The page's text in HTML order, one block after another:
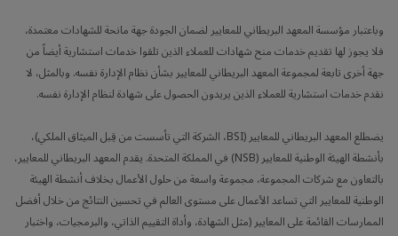
وباعتبار مؤسسة المعهد البريطاني للمعايير لضمان الجودة جهة مانحة للشهادات معتمدة،
فلا يجوز لها تقديم خدمات منح شهادات للعملاء الذين تلقوا خدمات استشارية أيضاً من
جهة أخرى تابعة لمجموعة المعهد البريطاني للمعايير بشأن نظام الإدارة نفسه. وبالمثل، لا
نقدم خدمات استشارية للعملاء الذين يريدون الحصول على شهادة لنظام الإدارة نفسه.
يضطلع المعهد البريطاني للمعايير (BSI، الشركة التي تأسست من قِبل الميثاق الملكي)،
بأنشطة الهيئة الوطنية للمعايير (NSB) في المملكة المتحدة. يقدم المعهد البريطاني للمعايير،
بالتعاون مع شركات المجموعة، مجموعة واسعة من حلول الأعمال بخلاف أنشطة الهيئة
الوطنية للمعايير التي تساعد الأعمال على مستوى العالم في تحسين النتائج من خلال أفضل
الممارسات القائمة على المعايير (مثل الشهادة، وأداة التقييم الذاتي، والبرمجيات، واختبار